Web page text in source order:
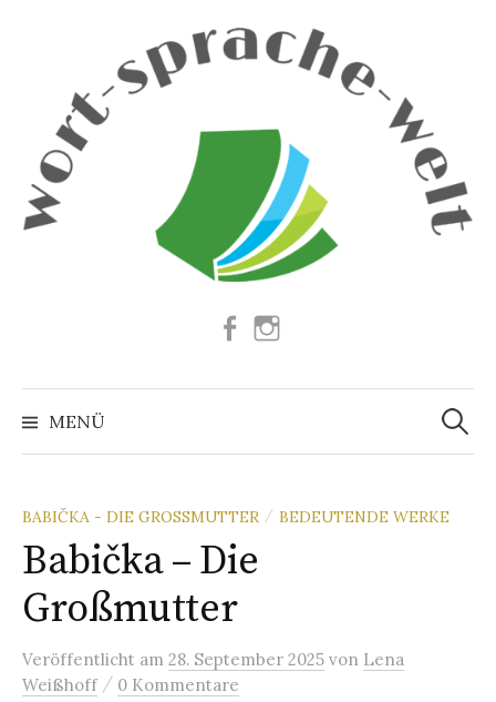
Facebook
MENÜ
Suchen
nach:
BABIČKA - DIE GROSSMUTTER / BEDEUTENDE WERKE
Babička – Die
Großmutter
Veröffentlicht am 28. September 2025 von Lena
Weißhoff / 0 Kommentare